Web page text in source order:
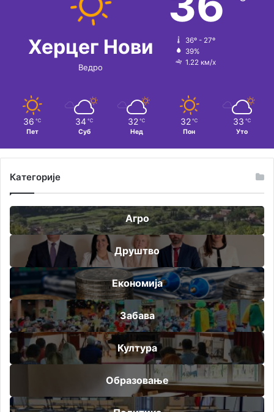
Херцег Нови
Ведро
36º - 27º
39%
1.22 км/х
36 ℃
Пет
34 ℃
Суб
32 ℃
Нед
32 ℃
Пон
33 ℃
Уто
Категорије
Агро
Друштво
Економија
Забава
Култура
Образовање